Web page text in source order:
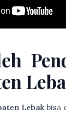
Lebak bisa